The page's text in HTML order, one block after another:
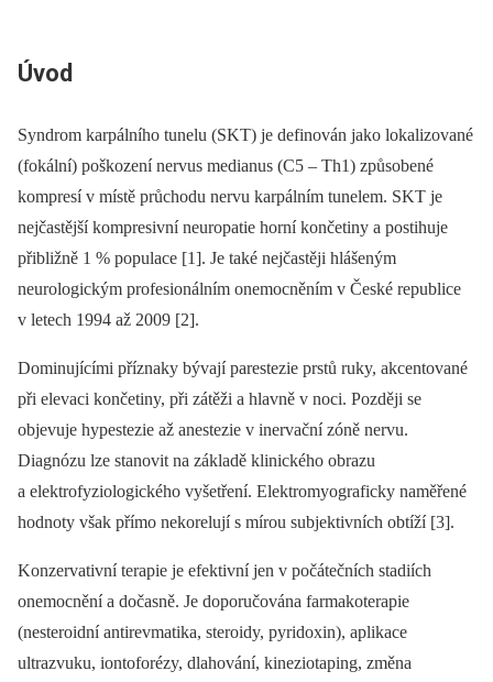
Úvod
Syndrom karpálního tunelu (SKT) je definován jako lokalizované
(fokální) poškození nervus medianus (C5 –⁠ Th1) způsobené
kompresí v místě průchodu nervu karpálním tunelem. SKT je
nejčastější kompresivní neuropatie horní končetiny a postihuje
přibližně 1 % populace [1]. Je také nejčastěji hlášeným
neurologickým profesionálním onemocněním v České republice
v letech 1994 až 2009 [2].
Dominujícími příznaky bývají parestezie prstů ruky, akcentované
při elevaci končetiny, při zátěži a hlavně v noci. Později se
objevuje hypestezie až anestezie v inervační zóně nervu.
Diagnózu lze stanovit na základě klinického obrazu
a elektrofyziologického vyšetření. Elektromyograficky naměřené
hodnoty však přímo nekorelují s mírou subjektivních obtíží [3].
Konzervativní terapie je efektivní jen v počátečních stadiích
onemocnění a dočasně. Je doporučována farmakoterapie
(nesteroidní antirevmatika, steroidy, pyridoxin), aplikace
ultrazvuku, iontoforézy, dlahování, kineziotaping, změna